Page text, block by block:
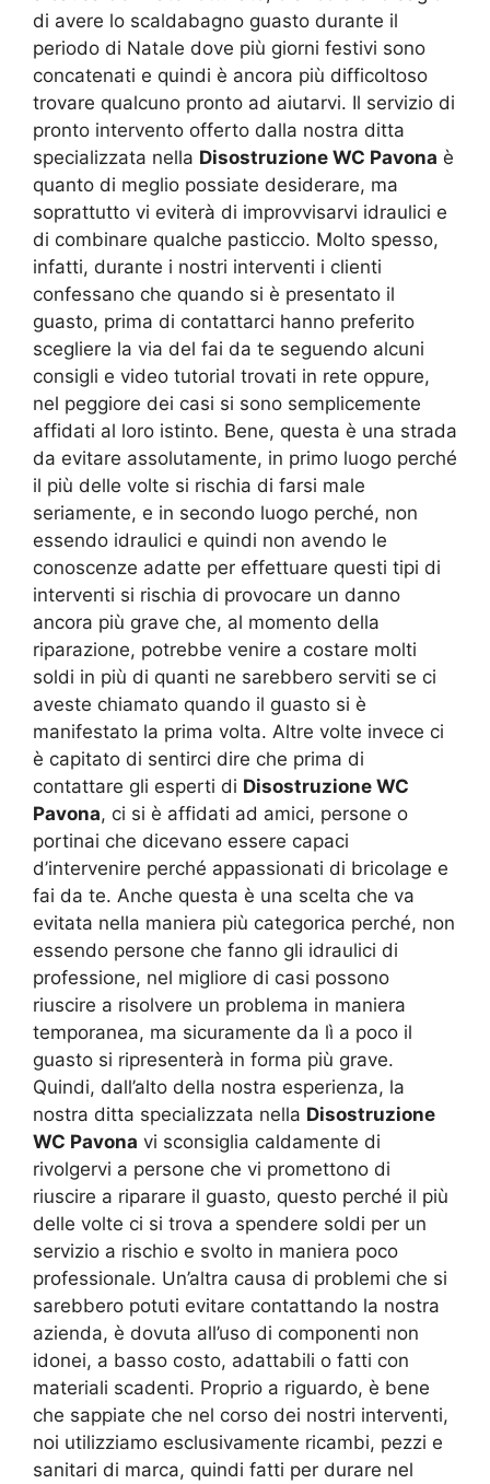
di avere lo scaldabagno guasto durante il
periodo di Natale dove più giorni festivi sono
concatenati e quindi è ancora più difficoltoso
trovare qualcuno pronto ad aiutarvi. Il servizio di
pronto intervento offerto dalla nostra ditta
specializzata nella Disostruzione WC Pavona è
quanto di meglio possiate desiderare, ma
soprattutto vi eviterà di improvvisarvi idraulici e
di combinare qualche pasticcio. Molto spesso,
infatti, durante i nostri interventi i clienti
confessano che quando si è presentato il
guasto, prima di contattarci hanno preferito
scegliere la via del fai da te seguendo alcuni
consigli e video tutorial trovati in rete oppure,
nel peggiore dei casi si sono semplicemente
affidati al loro istinto. Bene, questa è una strada
da evitare assolutamente, in primo luogo perché
il più delle volte si rischia di farsi male
seriamente, e in secondo luogo perché, non
essendo idraulici e quindi non avendo le
conoscenze adatte per effettuare questi tipi di
interventi si rischia di provocare un danno
ancora più grave che, al momento della
riparazione, potrebbe venire a costare molti
soldi in più di quanti ne sarebbero serviti se ci
aveste chiamato quando il guasto si è
manifestato la prima volta. Altre volte invece ci
è capitato di sentirci dire che prima di
contattare gli esperti di Disostruzione WC
Pavona, ci si è affidati ad amici, persone o
portinai che dicevano essere capaci
d’intervenire perché appassionati di bricolage e
fai da te. Anche questa è una scelta che va
evitata nella maniera più categorica perché, non
essendo persone che fanno gli idraulici di
professione, nel migliore di casi possono
riuscire a risolvere un problema in maniera
temporanea, ma sicuramente da lì a poco il
guasto si ripresenterà in forma più grave.
Quindi, dall’alto della nostra esperienza, la
nostra ditta specializzata nella Disostruzione
WC Pavona vi sconsiglia caldamente di
rivolgervi a persone che vi promettono di
riuscire a riparare il guasto, questo perché il più
delle volte ci si trova a spendere soldi per un
servizio a rischio e svolto in maniera poco
professionale. Un’altra causa di problemi che si
sarebbero potuti evitare contattando la nostra
azienda, è dovuta all’uso di componenti non
idonei, a basso costo, adattabili o fatti con
materiali scadenti. Proprio a riguardo, è bene
che sappiate che nel corso dei nostri interventi,
noi utilizziamo esclusivamente ricambi, pezzi e
sanitari di marca, quindi fatti per durare nel